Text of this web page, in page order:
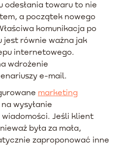
odesłania towaru to nie
a początek nowego
komunikacja po
jest równie ważna jak
internetowego.
wdrożenie
e-mail.
marketing
wysyłanie
Jeśli klient
była za mała,
zaproponować inne